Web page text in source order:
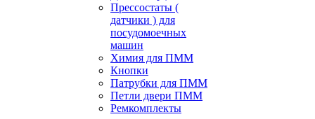
Прессостаты (
датчики ) для
посудомоечных
машин
Химия для ПММ
Кнопки
Патрубки для ПММ
Петли двери ПММ
Ремкомплекты